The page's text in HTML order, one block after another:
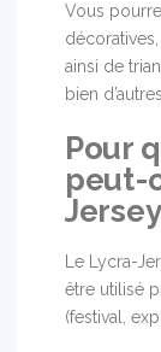
Vous
ainsi de
bien
Pour
peut-
Le Lycra-
être utilisé
(festival,